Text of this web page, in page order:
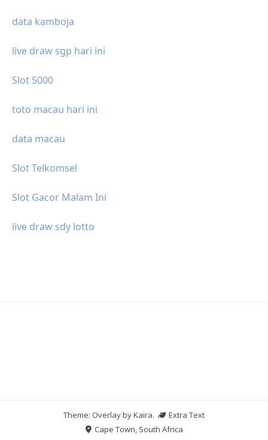
data kamboja
live draw sgp hari ini
Slot 5000
toto macau hari ini
data macau
Slot Telkomsel
Slot Gacor Malam Ini
live draw sdy lotto
Theme: Overlay byKaira.
Extra Text
Cape Town, South Africa